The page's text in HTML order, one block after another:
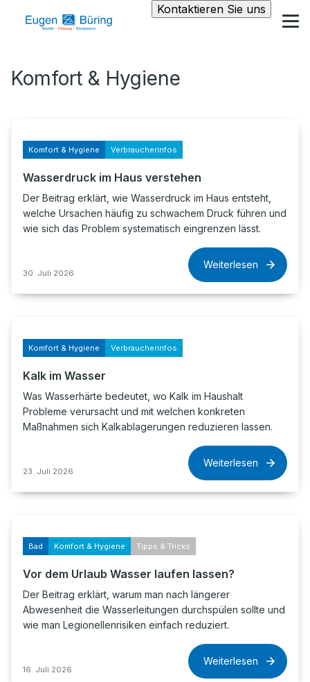
Kontaktieren Sie uns
Komfort & Hygiene
Komfort & Hygiene Verbraucherinfos
Wasserdruck im Haus verstehen
Der Beitrag erklärt, wie Wasserdruck im Haus entsteht,
welche Ursachen häufig zu schwachem Druck führen und
wie sich das Problem systematisch eingrenzen lässt.
30. Juli 2026
Weiterlesen
Komfort & Hygiene Verbraucherinfos
Kalk im Wasser
Was Wasserhärte bedeutet, wo Kalk im Haushalt
Probleme verursacht und mit welchen konkreten
Maßnahmen sich Kalkablagerungen reduzieren lassen.
23. Juli 2026
Weiterlesen
Bad Komfort & Hygiene Tipps & Tricks
Vor dem Urlaub Wasser laufen lassen?
Der Beitrag erklärt, warum man nach längerer
Abwesenheit die Wasserleitungen durchspülen sollte und
wie man Legionellenrisiken einfach reduziert.
16. Juli 2026
Weiterlesen